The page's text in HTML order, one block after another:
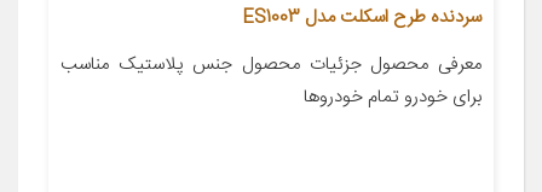
سردنده طرح اسکلت مدل ES1003
معرفی محصول جزئیات محصول جنس پلاستیک مناسب
برای خودرو تمام خودروها